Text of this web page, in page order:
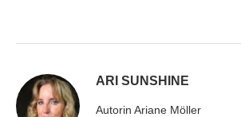
ARI SUNSHINE
Autorin Ariane Möller